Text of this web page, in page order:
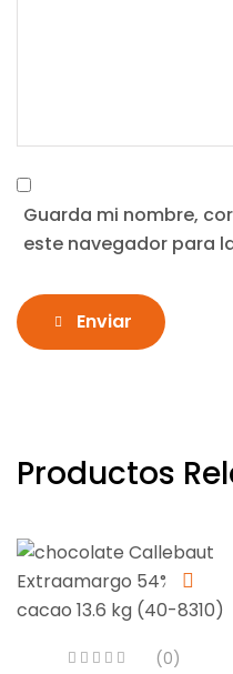
Guarda mi nombre,
este navegador para
Enviar
Productos
(0)